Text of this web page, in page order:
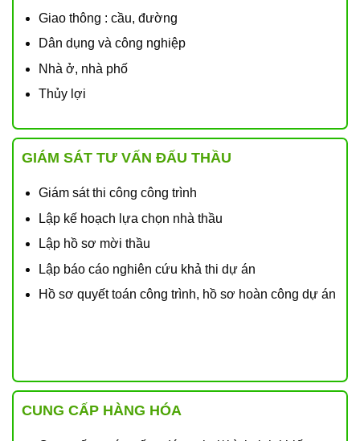
Giao thông : cầu, đường
Dân dụng và công nghiệp
Nhà ở, nhà phố
Thủy lợi
GIÁM SÁT TƯ VẤN ĐẤU THẦU
Giám sát thi công công trình
Lập kế hoạch lựa chọn nhà thầu
Lập hồ sơ mời thầu
Lập báo cáo nghiên cứu khả thi dự án
Hồ sơ quyết toán công trình, hồ sơ hoàn công dự án
CUNG CẤP HÀNG HÓA